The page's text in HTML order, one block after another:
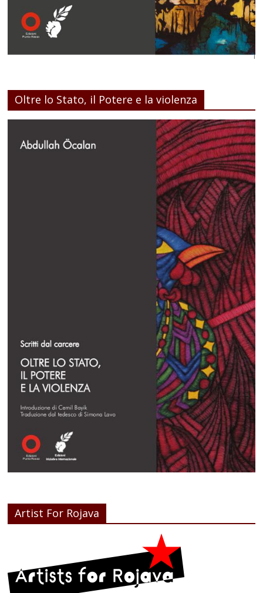
Oltre lo Stato, il Potere e la violenza
Artist For Rojava